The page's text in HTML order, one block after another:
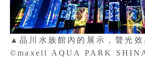
▲品川水族館內的展示，聲光
©maxell AQUA PARK